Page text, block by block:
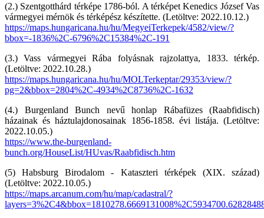
(2.) Szentgotthárd térképe 1786-ból. A térképet Kenedics József Vas
vármegyei mérnök és térképész készítette. (Letöltve: 2022.10.12.)
https://maps.hungaricana.hu/hu/MegyeiTerkepek/4582/view/?
bbox=-1836%2C-6796%2C15384%2C-191
(3.) Vass vármegyei Rába folyásnak rajzolattya, 1833. térkép.
(Letöltve: 2022.10.28.)
https://maps.hungaricana.hu/hu/MOLTerkeptar/29353/view/?
pg=2&bbox=2804%2C-4934%2C8736%2C-1632
(4.) Burgenland Bunch nevű honlap Rábafüzes (Raabfidisch)
házainak és háztulajdonosainak 1856-1858. évi listája. (Letöltve:
2022.10.05.)
https://www.the-burgenland-
bunch.org/HouseList/HUvas/Raabfidisch.htm
(5) Habsburg Birodalom - Kataszteri térképek (XIX. század)
(Letöltve: 2022.10.05.)
https://maps.arcanum.com/hu/map/cadastral/?